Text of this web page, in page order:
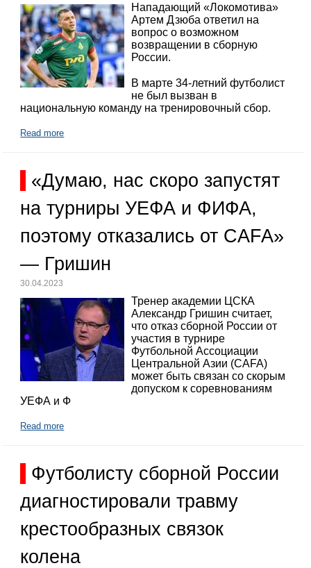
Нападающий «Локомотива»
Артем Дзюба ответил на
вопрос о возможном
возвращении в сборную
России.
В марте 34-летний футболист
не был вызван в
национальную команду на тренировочный сбор.
Read more
«Думаю, нас скоро запустят
на турниры УЕФА и ФИФА,
поэтому отказались от CAFA»
— Гришин
30.04.2023
Тренер академии ЦСКА
Александр Гришин считает,
что отказ сборной России от
участия в турнире
Футбольной Ассоциации
Центральной Азии (CAFA)
может быть связан со скорым
допуском к соревнованиям
УЕФА и Ф
Read more
Футболисту сборной России
диагностировали травму
крестообразных связок
колена